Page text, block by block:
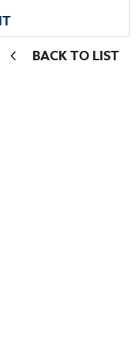
BACK TO LIST